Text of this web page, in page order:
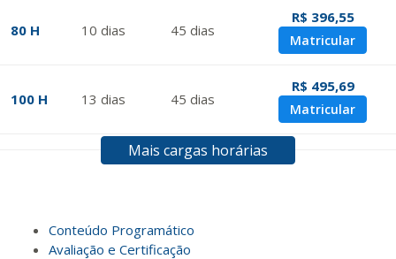
80 H 10 dias 45 dias
R$ 396,55
Matricular
100 H 13 dias 45 dias
R$ 495,69
Matricular
dias 60dias
140 H 18dias 60dias
Mais cargas horárias
Conteúdo Programático
Avaliação e Certificação